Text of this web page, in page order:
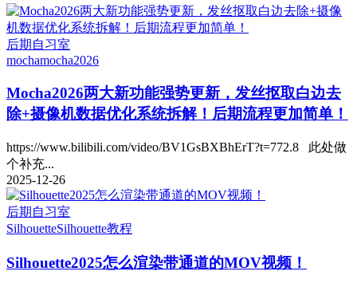
后期自习室
mochamocha2026
Mocha2026两大新功能强势更新，发丝抠取白边去
除+摄像机数据优化系统拆解！后期流程更加简单！
https://www.bilibili.com/video/BV1GsBXBhErT?t=772.8 此处做
个补充...
2025-12-26
后期自习室
SilhouetteSilhouette教程
Silhouette2025怎么渲染带通道的MOV视频！